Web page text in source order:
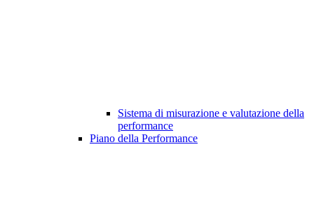
Sistema di misurazione e valutazione della
performance
Piano della Performance